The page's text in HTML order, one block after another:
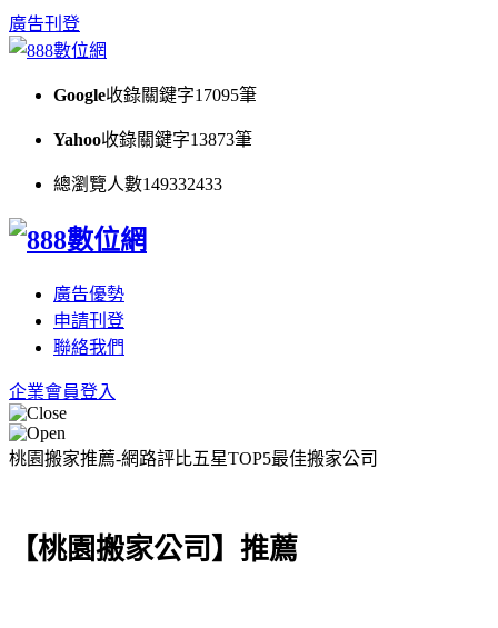
廣告刊登
Google收錄關鍵字17095筆
Yahoo收錄關鍵字13873筆
總瀏覽人數149332433
廣告優勢
申請刊登
聯絡我們
企業會員登入
桃園搬家推薦-網路評比五星TOP5最佳搬家公司
【桃園搬家公司】推薦